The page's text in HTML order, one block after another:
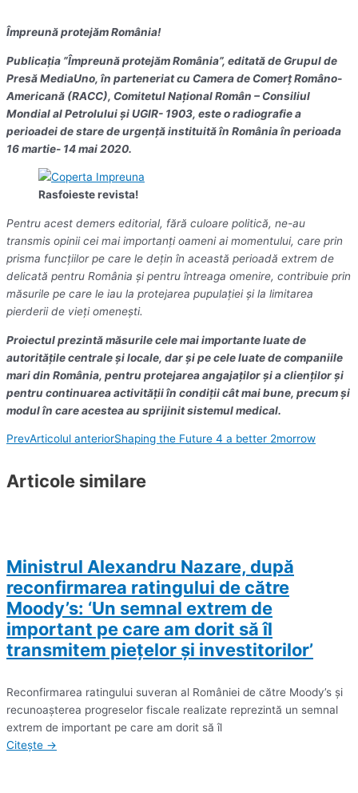
Împreună protejăm România!
Publicația ”Împreună protejăm România”, editată de Grupul de
Presă MediaUno, în parteneriat cu Camera de Comerț Româno-
Americană (RACC), Comitetul Național Român – Consiliul
Mondial al Petrolului și UGIR- 1903, este o radiografie a
perioadei de stare de urgență instituită în România în perioada
16 martie- 14 mai 2020.
Rasfoieste revista!
Pentru acest demers editorial, fără culoare politică, ne-au
transmis opinii cei mai importanți oameni ai momentului, care prin
prisma funcțiilor pe care le dețin în această perioadă extrem de
delicată pentru România și pentru întreaga omenire, contribuie prin
măsurile pe care le iau la protejarea pupulației și la limitarea
pierderii de vieți omenești.
Proiectul prezintă măsurile cele mai importante luate de
autoritățile centrale și locale, dar și pe cele luate de companiile
mari din România, pentru protejarea angajaților și a clienților și
pentru continuarea activității în condiții cât mai bune, precum și
modul în care acestea au sprijinit sistemul medical.
PrevArticolul anteriorShaping the Future 4 a better 2morrow
Articole similare
Ministrul Alexandru Nazare, după
reconfirmarea ratingului de către
Moody’s: ‘Un semnal extrem de
important pe care am dorit să îl
transmitem pieţelor şi investitorilor’
Reconfirmarea ratingului suveran al României de către Moody’s şi
recunoaşterea progreselor fiscale realizate reprezintă un semnal
extrem de important pe care am dorit să îl
Citește →